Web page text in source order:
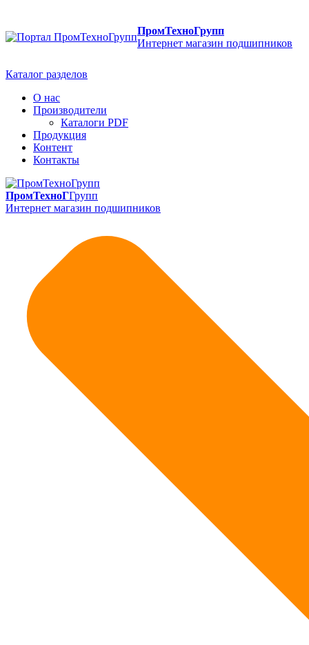
ПромТехноГрупп
Интернет магазин подшипников
Каталог разделов
О нас
Производители
Каталоги PDF
Продукция
Контент
Контакты
ПромТехноГГрупп
Интернет магазин подшипников